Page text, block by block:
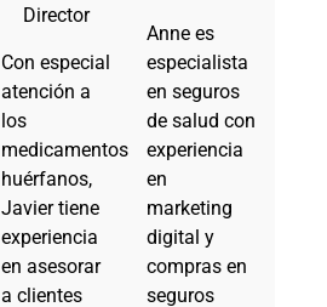
Director
Con especial
atención a
los
medicamentos
huérfanos,
Javier tiene
experiencia
en asesorar
a clientes
Anne es
especialista
en seguros
de salud con
experiencia
en
marketing
digital y
compras en
seguros